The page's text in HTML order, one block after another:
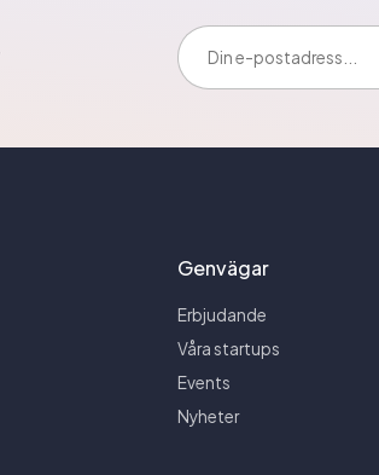
E-postadress:
Genvägar
Erbjudande
Våra startups
Events
Nyheter